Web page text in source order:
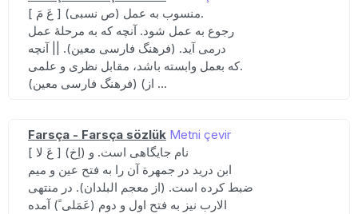
[ عَ مَ ] (ص نسبی) منسوب به عمل.
رجوع به عمل شود. آنچه که به مرحلهٔ عمل
درمی آید. (فرهنگ فارسی معین). || آنچه
که بعمل وابسته باشد، مقابل نظری و علمی.
(فرهنگ فارسی معین) (از ...
Farsça - Farsça sözlük Metni çevir
[ عَ لا ] (اِخ) نام جایگاهی است. و
ابن درید در جمهرة آن را به فتح عین و میم
ضبط کرده است. (از معجم البلدان). در منتهی
الارب نیز به فتح اول و دوم (عَمَلی ََ) آمده